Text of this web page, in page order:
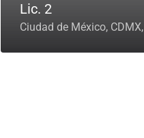
Lic. 2
Ciudad de México,